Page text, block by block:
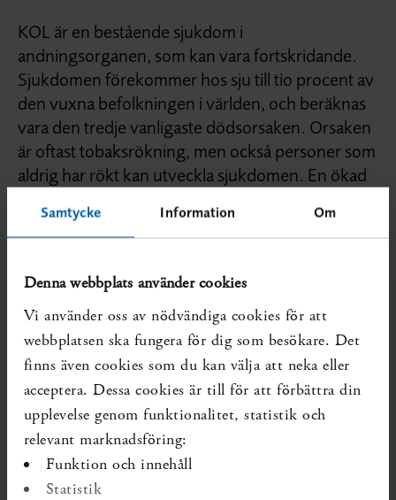
Samtycke Information Om
Denna webbplats använder cookies
Vi använder oss av nödvändiga cookies för att
webbplatsen ska fungera för dig som besökare. Det
finns även cookies som du kan välja att neka eller
acceptera. Dessa cookies är till för att förbättra din
upplevelse genom funktionalitet, statistik och
relevant marknadsföring:
Funktion och innehåll
Statistik
KOL är en bestående sjukdom i
andningsorganen, som kan vara fortskridande.
Sjukdomen förekommer hos sju till tio procent av
den vuxna befolkningen i världen, och beräknas
vara den tredje vanligaste dödsorsaken. Orsaken
är oftast tobaksrökning, men också personer som
aldrig har rökt kan utveckla sjukdomen. En ökad
arbetsmiljö har andats in vissa ämnen under
längre tid. Därför är det viktigt att undersöka
eventuell exponering för skadliga ämnen i
arbetsmiljön för de personer som utreds för KOL.
I rapporten har SBU undersökt tre typer av
damm: oorganiskt damm (exempelvis
stendamm), organiskt damm (exempelvis
trädamm) och ospecificerat damm (antingen
organiskt eller oorganiskt damm). Dessutom
undersöktes gaser och ångor (exempelvis
lösningsmedel) och bekämpningsmedel.